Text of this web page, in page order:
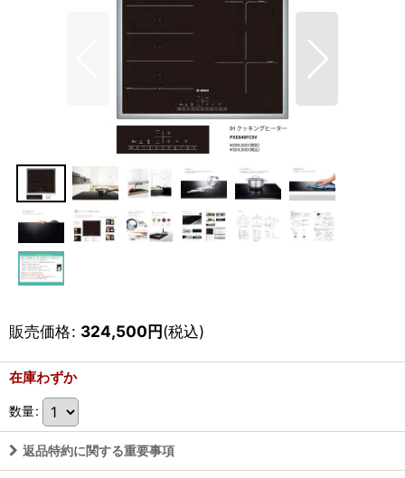
販売価格: 324,500円(税込)
在庫わずか
数量:
返品特約に関する重要事項